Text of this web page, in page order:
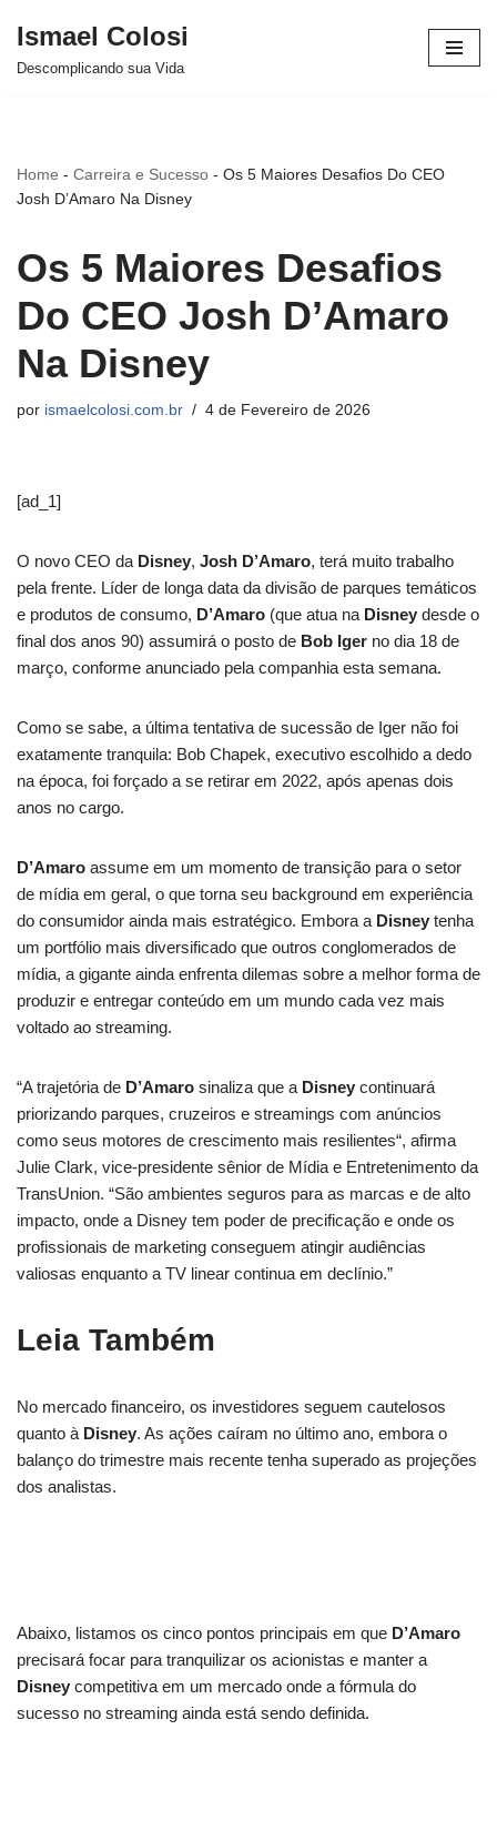
Avançar
Ismael Colosi
Descomplicando sua Vida
Home - Carreira e Sucesso - Os 5 Maiores Desafios Do CEO
Josh D’Amaro Na Disney
Os 5 Maiores Desafios
Do CEO Josh D’Amaro
Na Disney
por ismaelcolosi.com.br 4 de Fevereiro de 2026
[ad_1]
O novo CEO da Disney, Josh D’Amaro, terá muito trabalho
pela frente. Líder de longa data da divisão de parques temáticos
e produtos de consumo, D’Amaro (que atua na Disney desde o
final dos anos 90) assumirá o posto de Bob Iger no dia 18 de
março, conforme anunciado pela companhia esta semana.
Como se sabe, a última tentativa de sucessão de Iger não foi
exatamente tranquila: Bob Chapek, executivo escolhido a dedo
na época, foi forçado a se retirar em 2022, após apenas dois
anos no cargo.
D’Amaro assume em um momento de transição para o setor
de mídia em geral, o que torna seu background em experiência
do consumidor ainda mais estratégico. Embora a Disney tenha
um portfólio mais diversificado que outros conglomerados de
mídia, a gigante ainda enfrenta dilemas sobre a melhor forma de
produzir e entregar conteúdo em um mundo cada vez mais
voltado ao streaming.
“A trajetória de D’Amaro sinaliza que a Disney continuará
priorizando parques, cruzeiros e streamings com anúncios
como seus motores de crescimento mais resilientes“, afirma
Julie Clark, vice-presidente sênior de Mídia e Entretenimento da
TransUnion. “São ambientes seguros para as marcas e de alto
impacto, onde a Disney tem poder de precificação e onde os
profissionais de marketing conseguem atingir audiências
valiosas enquanto a TV linear continua em declínio.”
Leia Também
No mercado financeiro, os investidores seguem cautelosos
quanto à Disney. As ações caíram no último ano, embora o
balanço do trimestre mais recente tenha superado as projeções
dos analistas.
Abaixo, listamos os cinco pontos principais em que D’Amaro
precisará focar para tranquilizar os acionistas e manter a
Disney competitiva em um mercado onde a fórmula do
sucesso no streaming ainda está sendo definida.